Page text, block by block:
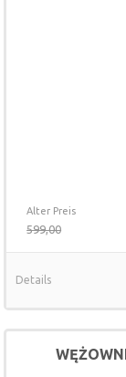
Alter Preis
599,00
Details